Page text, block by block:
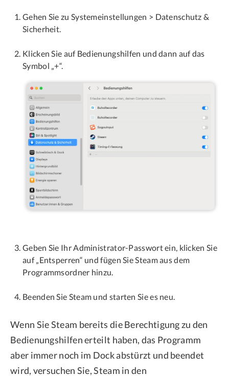
Gehen Sie zu Systemeinstellungen > Datenschutz &
Sicherheit.
Klicken Sie auf Bedienungshilfen und dann auf das
Symbol „+“.
Geben Sie Ihr Administrator-Passwort ein, klicken Sie
auf „Entsperren“ und fügen Sie Steam aus dem
Programmsordner hinzu.
Beenden Sie Steam und starten Sie es neu.
Wenn Sie Steam bereits die Berechtigung zu den
Bedienungshilfen erteilt haben, das Programm
aber immer noch im Dock abstürzt und beendet
wird, versuchen Sie, Steam in den